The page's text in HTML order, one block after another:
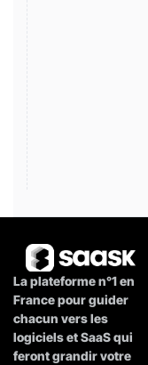
La plateforme n°1 en
France pour guider
chacun vers les
logiciels et SaaS qui
feront grandir votre